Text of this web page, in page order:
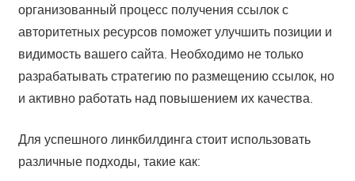
организованный процесс получения ссылок с
авторитетных ресурсов поможет улучшить позиции и
видимость вашего сайта. Необходимо не только
разрабатывать стратегию по размещению ссылок, но
и активно работать над повышением их качества.
Для успешного линкбилдинга стоит использовать
различные подходы, такие как: